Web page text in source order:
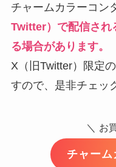
チャームカラーコン
Twitter）で配信され
る場合があります。
X（旧Twitter）限定
すので、是非チェッ
＼ お
チャーム